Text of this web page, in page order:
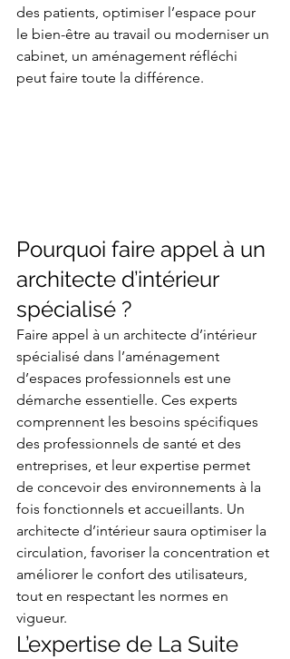
des patients, optimiser l’espace pour
le bien-être au travail ou moderniser un
cabinet, un aménagement réfléchi
peut faire toute la différence.
Pourquoi faire appel à un
architecte d’intérieur
spécialisé ?
Faire appel à un architecte d’intérieur
spécialisé dans l’aménagement
d’espaces professionnels est une
démarche essentielle. Ces experts
comprennent les besoins spécifiques
des professionnels de santé et des
entreprises, et leur expertise permet
de concevoir des environnements à la
fois fonctionnels et accueillants. Un
architecte d’intérieur saura optimiser la
circulation, favoriser la concentration et
améliorer le confort des utilisateurs,
tout en respectant les normes en
vigueur.
L’expertise de La Suite